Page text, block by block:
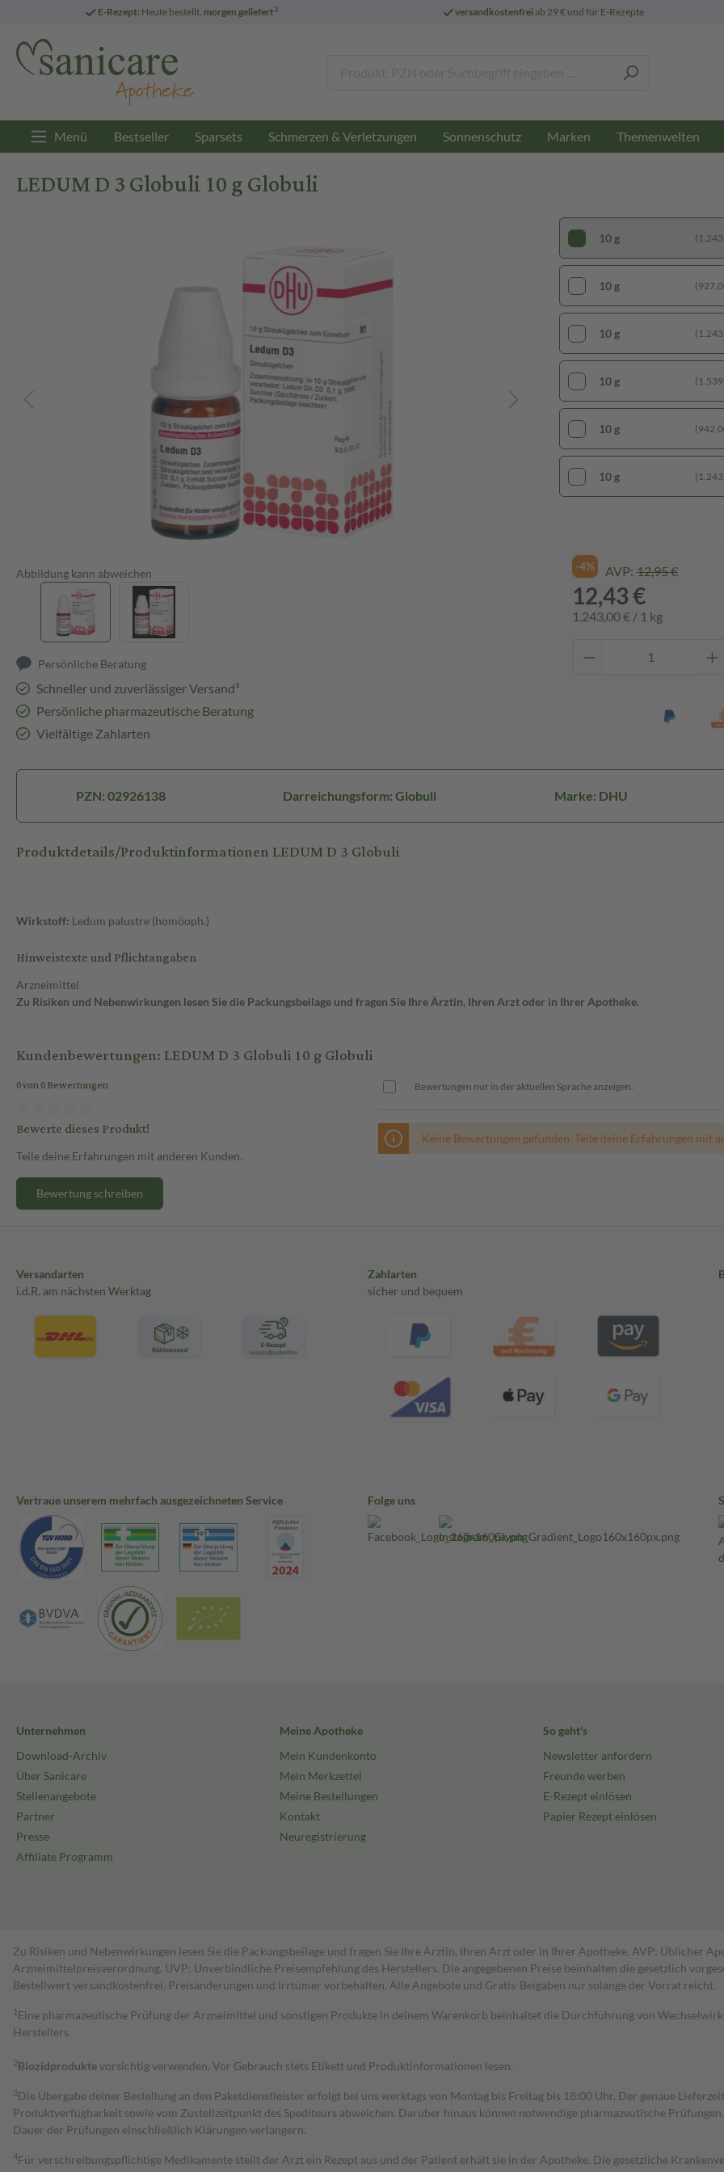
E-Rezept: Heute bestellt, morgen geliefert3 versandkostenfreiab 29 € und für E-Rezepte
Menü Bestseller Sparsets Schmerzen & Verletzungen Sonnenschutz Marken Themenwelten
LEDUM D 3 Globuli 10 g Globuli
Abbildung kann abweichen
Persönliche Beratung
Schneller und zuverlässiger Versand³
Persönliche pharmazeutische Beratung
Vielfältige Zahlarten
10 g
10 g
10 g
10 g
10 g
10 g
-4% AVP: 12,95 €
12,43 €
1.243,00 € / 1 kg
PZN: 02926138 Darreichungsform: Globuli Marke: DHU
Produktdetails/Produktinformationen LEDUM D 3 Globuli
Wirkstoff: Ledum palustre (homöoph.)
Hinweistexte und Pflichtangaben
Arzneimittel
Zu Risiken und Nebenwirkungen lesen Sie die Packungsbeilage und fragen Sie Ihre Ärztin, Ihren Arzt oder in Ihrer Apotheke.
Kundenbewertungen: LEDUM D 3 Globuli 10 g Globuli
0 von 0 Bewertungen
Bewerte dieses Produkt!
Teile deine Erfahrungen mit anderen Kunden.
Bewertung schreiben
Bewertungen nur in der aktuellen Sprache anzeigen.
Keine Bewertungen gefunden. Teile deine Erfahrungen mit
Versandarten
i.d.R. am nächsten Werktag
Zahlarten
sicher und bequem
Vertraue unserem mehrfach ausgezeichneten Service Folge uns
Unternehmen
Download-Archiv
Über Sanicare
Stellenangebote
Partner
Presse
Affiliate Programm
Meine Apotheke
Mein Kundenkonto
Mein Merkzettel
Meine Bestellungen
Kontakt
Neuregistrierung
So geht's
Newsletter anfordern
Freunde werben
E-Rezept einlösen
Papier Rezept einlösen
Zu Risiken und Nebenwirkungen lesen Sie die Packungsbeilage und fragen Sie Ihre Ärztin, Ihren Arzt oder in Ihrer Apotheke. AVP: Üblicher
Arzneimittelpreisverordnung. UVP: Unverbindliche Preisempfehlung des Herstellers. Die angegebenen Preise beinhalten die gesetzlich
Bestell­wert versand­kosten­frei. Preisänderungen und Irrtümer vorbehalten. Alle Angebote und Gratis-Beigaben nur solange der Vorrat reicht.
1 Eine pharmazeutische Prüfung der Arzneimittel und sonstigen Produkte in deinem Warenkorb beinhaltet die Durchführung von
Herstellers.
2Biozidproduktevorsichtig verwenden. Vor Gebrauch stets Etikett und Produktinformationen lesen.
3Die Übergabe deiner Bestellung an den Paketdienstleister erfolgt bei uns werktags von Montag bis Freitag bis 18:00 Uhr. Der genaue
Produktverfügbarkeit sowie vom Zustellzeitpunkt des Spediteurs abweichen. Darüber hinaus können notwendige pharmazeutische
Dauer der Prüfungen einschließlich Klärungen verlängern.
4Für verschreibungspflichtige Medikamente stellt der Arzt ein Rezept aus und der Patient erhält sie in der Apotheke. Die gesetzliche